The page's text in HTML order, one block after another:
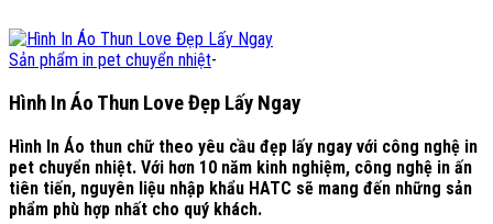
Sản phẩm in pet chuyển nhiệt-
Hình In Áo Thun Love Đẹp Lấy Ngay
Hình In Áo thun chữ theo yêu cầu đẹp lấy ngay với công nghệ in
pet chuyển nhiệt. Với hơn 10 năm kinh nghiệm, công nghệ in ấn
tiên tiến, nguyên liệu nhập khẩu HATC sẽ mang đến những sản
phẩm phù hợp nhất cho quý khách.